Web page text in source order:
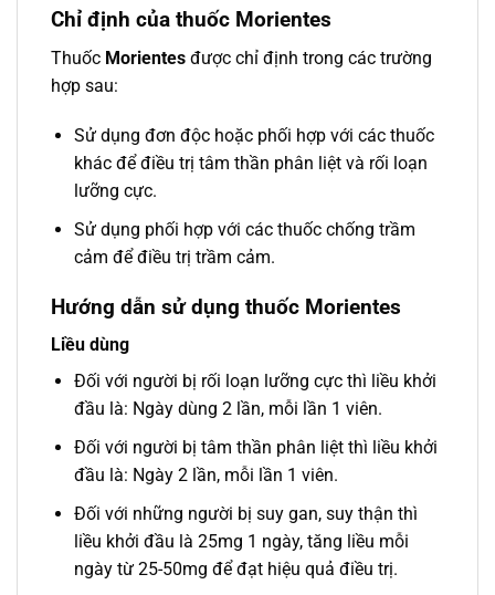
Chỉ định của thuốc Morientes
Thuốc Morientes được chỉ định trong các trường
hợp sau:
Sử dụng đơn độc hoặc phối hợp với các thuốc
khác để điều trị tâm thần phân liệt và rối loạn
lưỡng cực.
Sử dụng phối hợp với các thuốc chống trầm
cảm để điều trị trầm cảm.
Hướng dẫn sử dụng thuốc Morientes
Liều dùng
Đối với người bị rối loạn lưỡng cực thì liều khởi
đầu là: Ngày dùng 2 lần, mỗi lần 1 viên.
Đối với người bị tâm thần phân liệt thì liều khởi
đầu là: Ngày 2 lần, mỗi lần 1 viên.
Đối với những người bị suy gan, suy thận thì
liều khởi đầu là 25mg 1 ngày, tăng liều mỗi
ngày từ 25-50mg để đạt hiệu quả điều trị.